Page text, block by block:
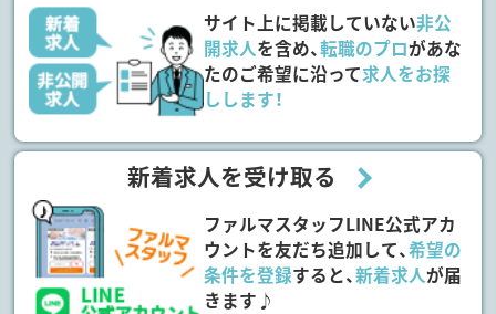
サイト上に掲載していない非公
開求人を含め、転職のプロがあな
たのご希望に沿って求人をお探
しします！
新着求人を受け取る
ファルマスタッフLINE公式アカ
ウントを友だち追加して、希望の
条件を登録すると、新着求人が届
きます♪